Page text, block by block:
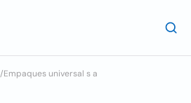
/Empaques universal s a